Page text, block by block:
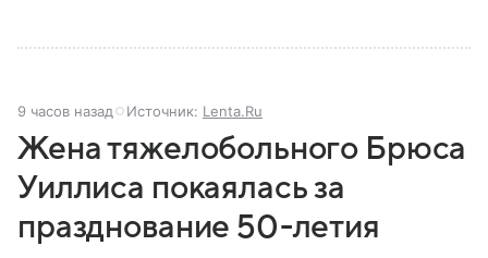
9 часов назад Источник: Lenta.Ru
Жена тяжелобольного Брюса
Уиллиса покаялась за
празднование 50-летия